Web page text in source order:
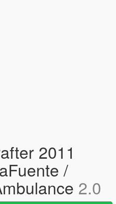
2011
/
2.0